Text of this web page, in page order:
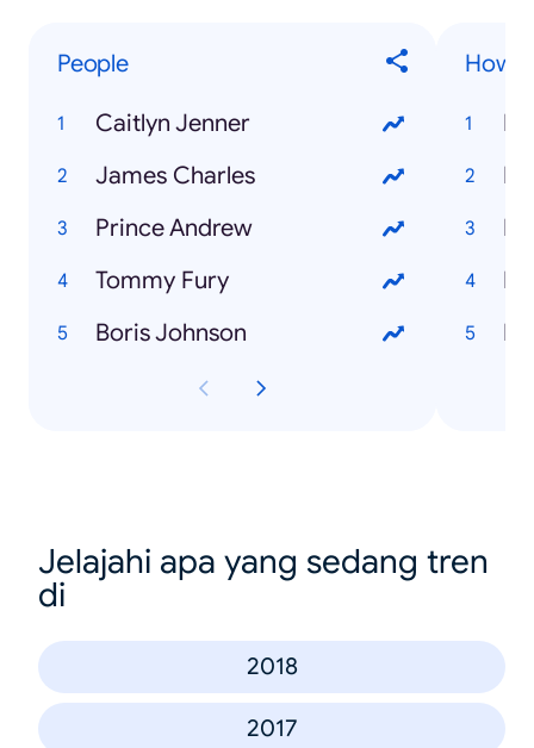
People
Caitlyn Jenner
James Charles
Prince Andrew
Tommy Fury
Boris Johnson
How
Jelajahi apa yang sedang tren
di
2018
2017